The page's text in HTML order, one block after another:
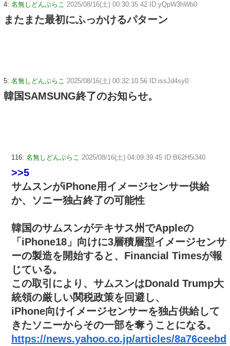
4: 名無しどんぶらこ 2025/08/16(土) 00:30:35.42 ID:yQpW3hWb0
またまた最初にふっかけるパターン
5: 名無しどんぶらこ 2025/08/16(土) 00:32:10.56 ID:issJd4sy0
韓国SAMSUNG終了のお知らせ。
116: 名無しどんぶらこ 2025/08/16(土) 04:09:39.45 ID:B62H5i340
>>5
サムスンがiPhone用イメージセンサー供給
か、ソニー独占終了の可能性
韓国のサムスンがテキサス州でAppleの
「iPhone18」向けに3層積層型イメージセンサ
ーの製造を開始すると、Financial Timesが報
じている。
この取引により、サムスンはDonald Trump大
統領の厳しい関税政策を回避し、
iPhone向けイメージセンサーを独占供給して
きたソニーからその一部を奪うことになる。
https://news.yahoo.co.jp/articles/8a76ceebd